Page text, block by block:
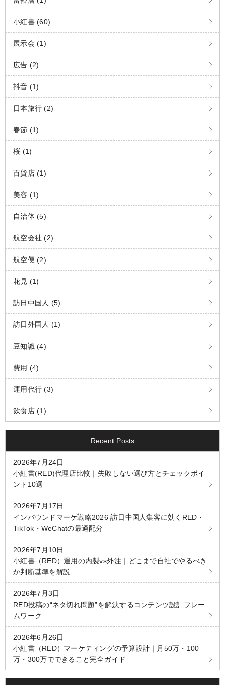
小紅書 (60)
展示会 (1)
広告 (2)
抖音 (1)
日本旅行 (2)
春節 (1)
桜 (1)
百貨店 (1)
美容 (1)
自治体 (5)
航空会社 (2)
航空便 (2)
花見 (1)
訪日中国人 (5)
訪日外国人 (1)
豆知識 (4)
費用 (4)
運用代行 (3)
飲食店 (1)
Recent Posts
2026年7月24日
小紅書(RED)代理店比較｜失敗しない選び方とチェックポイ
ント10選
2026年7月17日
インバウンドマーケ戦略2026 訪日中国人集客に効くRED・
TikTok・WeChatの最適配分
2026年7月10日
小紅書（RED）運用の内製vs外注｜どこまで自社でやるべき
か判断基準を解説
2026年7月3日
RED投稿の“ネタ切れ問題”を解決するコンテンツ設計フレー
ムワーク
2026年6月26日
小紅書（RED）マーケティングの予算設計｜月50万・100
万・300万でできること完全ガイド